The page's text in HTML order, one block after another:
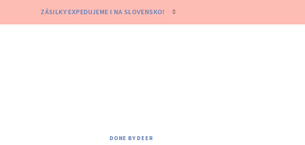
ZÁSILKY EXPEDUJEME I NA SLOVENSKO!
DONE BY DEER